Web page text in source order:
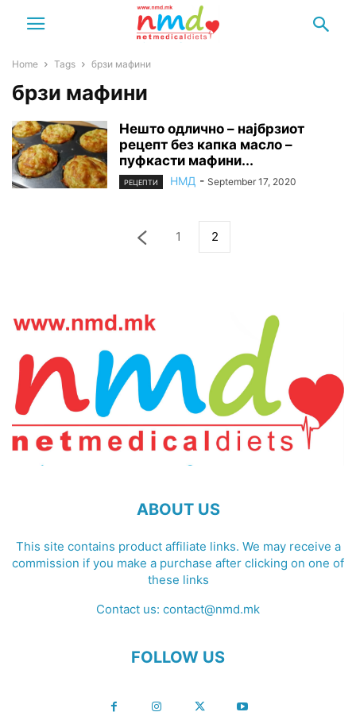
Home Tags брзи мафини
брзи мафини
Нешто одлично – најбрзиот
рецепт без капка масло –
пуфкасти мафини...
РЕЦЕПТИ НМД - September 17, 2020
1 2
ABOUT US
This site contains product affiliate links. We may receive a
commission if you make a purchase after clicking on one of
these links
Contact us: contact@nmd.mk
FOLLOW US